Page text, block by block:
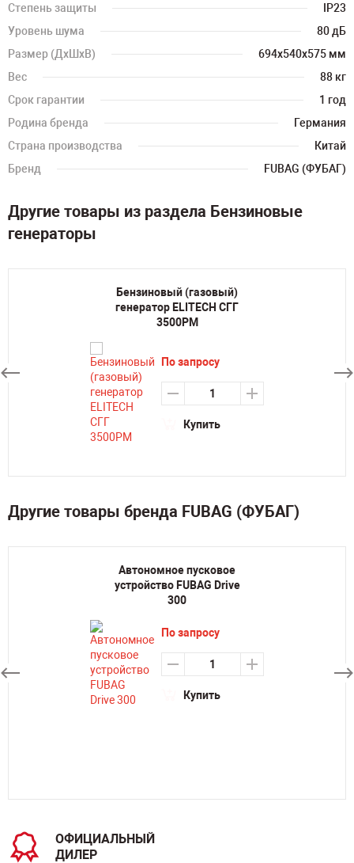
Степень защиты
IP23
Уровень шума
80 дБ
Размер (ДхШхВ)
694х540х575 мм
Вес
88 кг
Срок гарантии
1 год
Родина бренда
Германия
Страна производства
Китай
Бренд
FUBAG (ФУБАГ)
Другие товары из раздела Бензиновые
генераторы
Бензиновый (газовый)
генератор ELITECH СГГ
3500РМ
По запросу
Купить
Другие товары бренда FUBAG (ФУБАГ)
Автономное пусковое
устройство FUBAG Drive
300
По запросу
Купить
ОФИЦИАЛЬНЫЙ
ДИЛЕР